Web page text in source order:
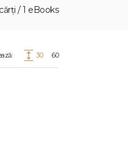
/ 1 eBooks
30 60